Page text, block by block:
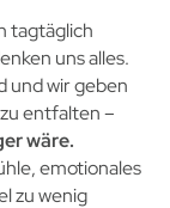
tagtäglich
uns alles.
und wir geben
entfalten –
wäre.
emotionales
zu wenig